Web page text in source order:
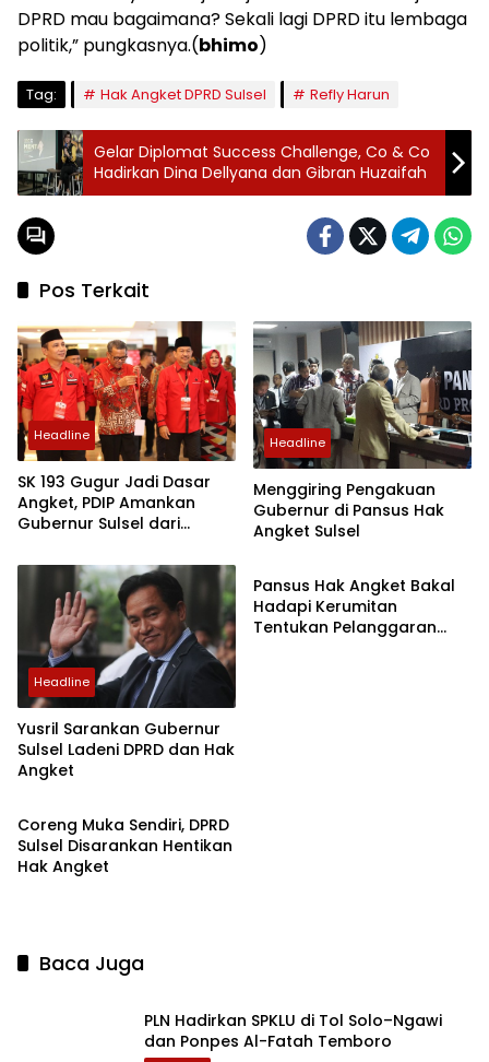
DPRD mau bagaimana? Sekali lagi DPRD itu lembaga
politik,” pungkasnya.(bhimo)
Tag: Hak Angket DPRD Sulsel Refly Harun
Gelar Diplomat Success Challenge, Co & Co
Hadirkan Dina Dellyana dan Gibran Huzaifah
Pos Terkait
Headline
SK 193 Gugur Jadi Dasar
Angket, PDIP Amankan
Gubernur Sulsel dari
Headline
Menggiring Pengakuan
Gubernur di Pansus Hak
Angket Sulsel
Headline
Yusril Sarankan Gubernur
Sulsel Ladeni DPRD dan Hak
Angket
Headline
Pansus Hak Angket Bakal
Hadapi Kerumitan
Tentukan Pelanggaran
Headline
Coreng Muka Sendiri, DPRD
Sulsel Disarankan Hentikan
Hak Angket
Baca Juga
PLN Hadirkan SPKLU di Tol Solo–Ngawi
dan Ponpes Al-Fatah Temboro